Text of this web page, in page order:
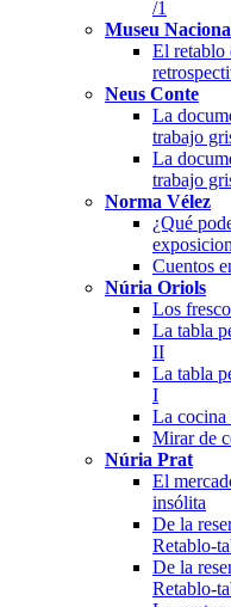
/1
Museu
El retablo
Neus Conte
La
trabajo
La
trabajo
Norma Vélez
¿Qué
Cuentos
Núria Oriols
Los
La tabla
II
La tabla
I
La cocina
Mirar de
Núria Prat
El
insólita
De la
Retablo-
De la
Retablo-